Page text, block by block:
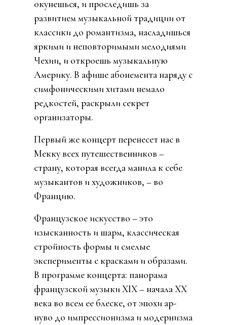
окунешься, и проследишь за
развитием музыкальной традиции от
классики до романтизма, насладишься
яркими и неповторимыми мелодиями
Чехии, и откроешь музыкальную
Америку. В афише абонемента наряду с
симфоническими хитами немало
редкостей, раскрыли секрет
организаторы.
Первый же концерт перенесет нас в
Мекку всех путешественников –
страну, которая всегда манила к себе
музыкантов и художников, – во
Францию.
Французское искусство – это
изысканность и шарм, классическая
стройность формы и смелые
эксперименты с красками и образами.
В программе концерта: панорама
французской музыки XIX – начала XX
века во всем ее блеске, от эпохи ар-
нуво до импрессионизма и модернизма